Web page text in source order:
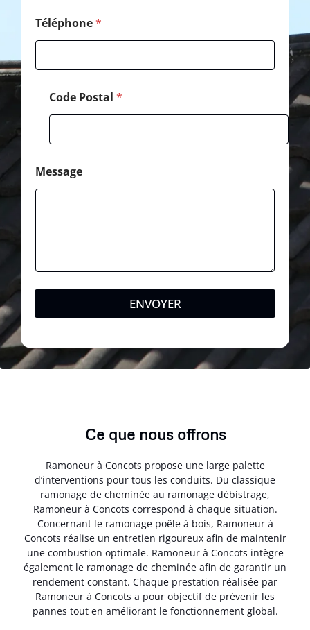
Téléphone*
Code Postal *
Message
ENVOYER
Ce que nous offrons
Ramoneur à Concots propose une large palette
d’interventions pour tous les conduits. Du classique
ramonage de cheminée au ramonage débistrage,
Ramoneur à Concots correspond à chaque situation.
Concernant le ramonage poêle à bois, Ramoneur à
Concots réalise un entretien rigoureux afin de maintenir
une combustion optimale. Ramoneur à Concots intègre
également le ramonage de cheminée afin de garantir un
rendement constant. Chaque prestation réalisée par
Ramoneur à Concots a pour objectif de prévenir les
pannes tout en améliorant le fonctionnement global.